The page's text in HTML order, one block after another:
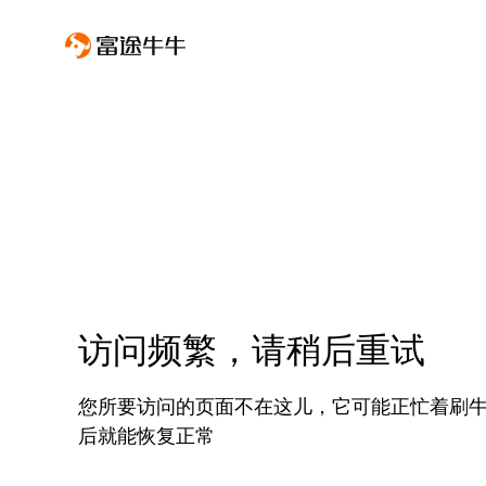
访问频繁，请稍后重试
您所要访问的页面不在这儿，它可能正忙着刷
后就能恢复正常